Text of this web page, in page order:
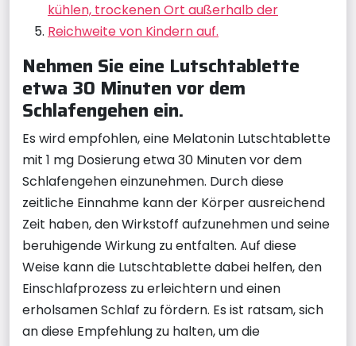
kühlen, trockenen Ort außerhalb der
Reichweite von Kindern auf.
Nehmen Sie eine Lutschtablette
etwa 30 Minuten vor dem
Schlafengehen ein.
Es wird empfohlen, eine Melatonin Lutschtablette
mit 1 mg Dosierung etwa 30 Minuten vor dem
Schlafengehen einzunehmen. Durch diese
zeitliche Einnahme kann der Körper ausreichend
Zeit haben, den Wirkstoff aufzunehmen und seine
beruhigende Wirkung zu entfalten. Auf diese
Weise kann die Lutschtablette dabei helfen, den
Einschlafprozess zu erleichtern und einen
erholsamen Schlaf zu fördern. Es ist ratsam, sich
an diese Empfehlung zu halten, um die